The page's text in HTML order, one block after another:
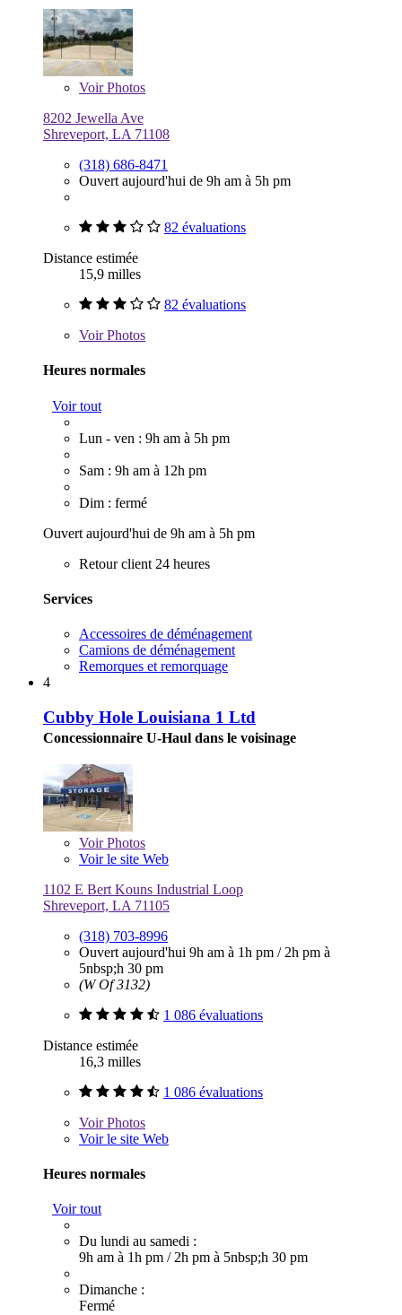
VoirPhotos
8202 Jewella Ave
Shreveport, LA 71108
(318) 686-8471
Ouvert aujourd'hui de 9h am à 5h pm
82 évaluations
Distance estimée
15,9 milles
82 évaluations
VoirPhotos
Heures normales
Voir tout
Lun - ven : 9h am à 5h pm
Sam : 9h am à 12h pm
Dim : fermé
Ouvert aujourd'hui de 9h am à 5h pm
Retour client 24 heures
Services
Accessoires de déménagement
Camions de déménagement
Remorques et remorquage
4
Cubby Hole Louisiana 1 Ltd
Concessionnaire U-Haul dans le voisinage
VoirPhotos
Voir le site Web
1102 E Bert Kouns Industrial Loop
Shreveport, LA 71105
(318) 703-8996
Ouvert aujourd'hui 9h am à 1h pm / 2h pm à
5nbsp;h 30 pm
(W Of 3132)
1 086 évaluations
Distance estimée
16,3 milles
1 086 évaluations
VoirPhotos
Voir le site Web
Heures normales
Voir tout
Du lundi au samedi :
9h am à 1h pm / 2h pm à 5nbsp;h 30 pm
Dimanche :
Fermé